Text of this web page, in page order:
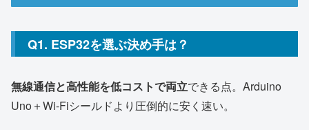
Q1. ESP32を選ぶ決め手は？
無線通信と高性能を低コストで両立できる点。Arduino
Uno＋Wi-Fiシールドより圧倒的に安く速い。